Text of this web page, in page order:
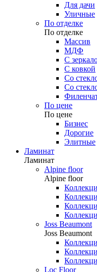
Для дачи
Уличные
По отделке
По отделке
Массив
МДФ
С
С ковкой
Со
Со
По цене
По цене
Бизнес
Дорогие
Элитные
Ламинат
Ламинат
Alpine floor
Alpine floor
Joss Beaumont
Joss Beaumont
Loc Floor